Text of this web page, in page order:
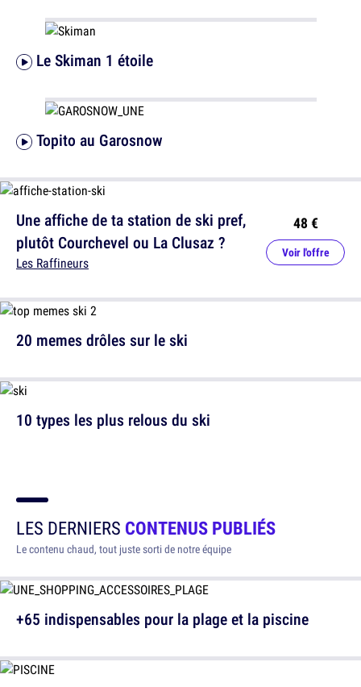
Le Skiman 1 étoile
Une affiche de ta station de ski pref,
plutôt Courchevel ou La Clusaz ?
Les Raffineurs
48 €
Voir l'offre
10 types les plus relous du ski
Topito au Garosnow
20 memes drôles sur le ski
LES DERNIERS CONTENUS PUBLIÉS
Le contenu chaud, tout juste sorti de notre équipe
+65 indispensables pour la plage et la piscine